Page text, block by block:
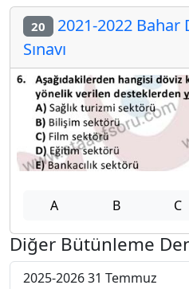
20 2021-2022 Bahar
Sınavı
A B C
Diğer Bütünleme
2025-2026 31 Temmuz